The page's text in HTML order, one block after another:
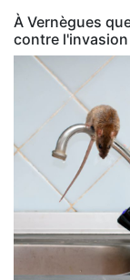
À Vernègues
contre